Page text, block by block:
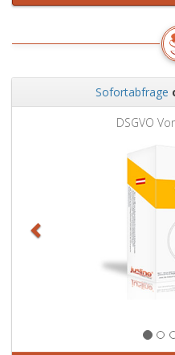
Sofortabfrage
DSGVO